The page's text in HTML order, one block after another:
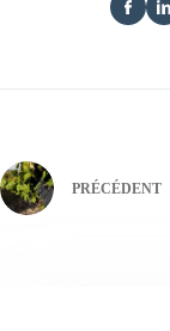
PRÉCÉDENT